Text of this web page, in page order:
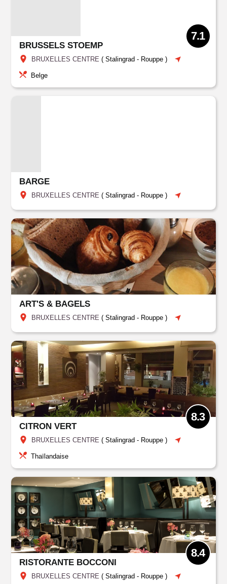
BRUSSELS STOEMP
BRUXELLES CENTRE (Stalingrad - Rouppe )
7.1
Belge
BARGE
BRUXELLES CENTRE (Stalingrad - Rouppe )
ART'S & BAGELS
BRUXELLES CENTRE (Stalingrad - Rouppe )
CITRON VERT
BRUXELLES CENTRE (Stalingrad - Rouppe )
8.3
Thaïlandaise
RISTORANTE BOCCONI
BRUXELLES CENTRE (Stalingrad - Rouppe )
8.4